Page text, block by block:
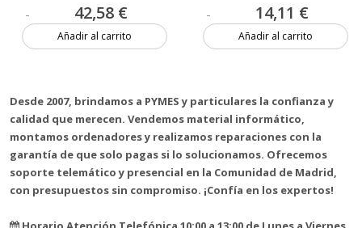
42,58 €
Añadir al carrito
14,11 €
Añadir al carrito
Desde 2007, brindamos a PYMES y particulares la confianza y
calidad que merecen. Vendemos material informático,
montamos ordenadores y realizamos reparaciones con la
garantía de que solo pagas si lo solucionamos. Ofrecemos
soporte telemático y presencial en la Comunidad de Madrid,
con presupuestos sin compromiso. ¡Confía en los expertos!